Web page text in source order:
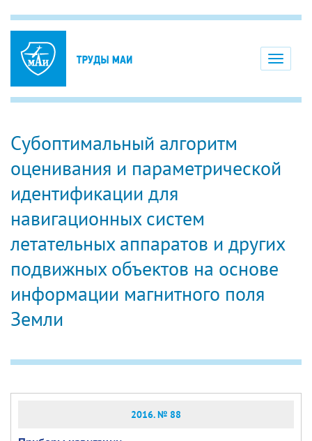
Toggle
Субоптимальный алгоритм
оценивания и параметрической
идентификации для
навигационных систем
летательных аппаратов и других
подвижных объектов на основе
информации магнитного поля
Земли
2016. № 88